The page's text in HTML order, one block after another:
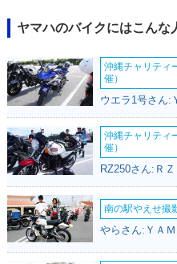
じながら、積載のことをより考慮
ンジを受け、従来の空冷2ストロー
4ストロークエンジン（49cc）を搭
アとともに、ギア・シリーズを構成
ーチェンジを受けつつラインナッ
されたGEARが発売された。モデル
GEAREV（ギアレヴ）となった。
ヤマハのバイクにはこんな
沖縄チャリティ
催）
ウエラ1号さん:
沖縄チャリティ
催）
RZ250さん:Ｒ
南の駅やえせ撮
やらさん:ＹＡ